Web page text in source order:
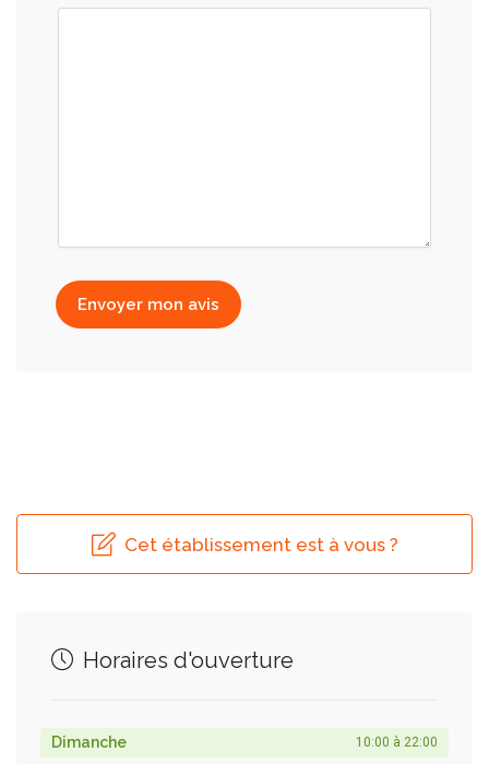
Envoyer mon avis
Cet établissement est à vous ?
Horaires d'ouverture
Dimanche 10:00 à 22:00